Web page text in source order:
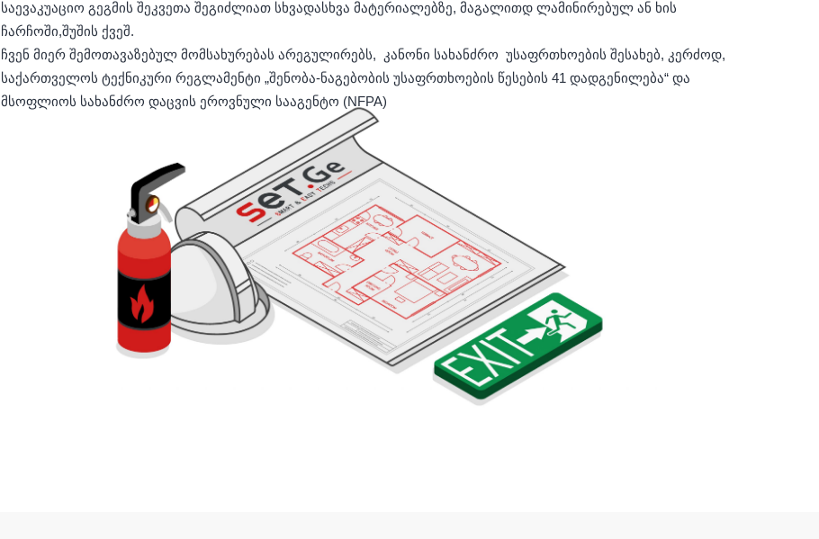
საევაკუაციო გეგმის შეკვეთა შეგიძლიათ სხვადასხვა მატერიალებზე, მაგალითდ ლამინირებულ ან ხის
ჩარჩოში,შუშის ქვეშ.
ჩვენ მიერ შემოთავაზებულ მომსახურებას არეგულირებს, კანონი სახანძრო უსაფრთხოების შესახებ, კერძოდ,
საქართველოს ტექნიკური რეგლამენტი „შენობა-ნაგებობის უსაფრთხოების წესების 41 დადგენილება“ და
მსოფლიოს სახანძრო დაცვის ეროვნული სააგენტო (NFPA)